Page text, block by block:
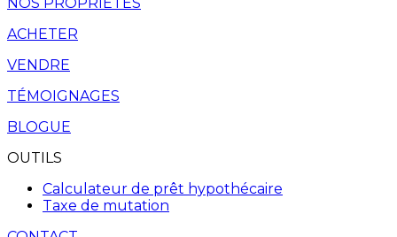
ACHETER
VENDRE
TÉMOIGNAGES
BLOGUE
OUTILS
Calculateur de prêt hypothécaire
Taxe de mutation